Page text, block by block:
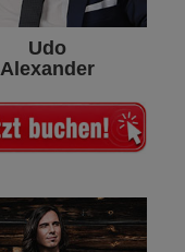
Udo
Alexander